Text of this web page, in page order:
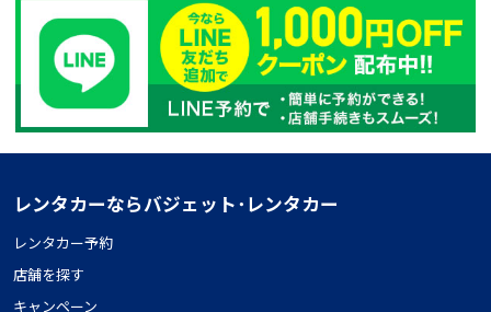
レンタカーならバジェット･レンタカー
レンタカー予約
店舗を探す
キャンペーン